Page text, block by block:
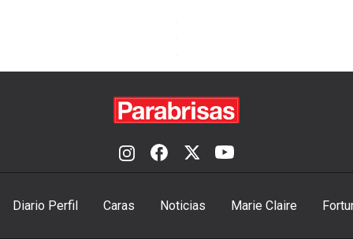
Diario Perfil Caras Noticias Marie Claire